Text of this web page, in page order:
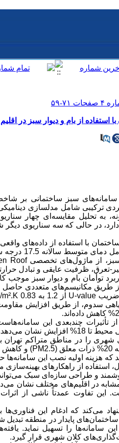
استفاده از بام و دیوار سبز در
سامانه‌های سبز ساختمانی بر
ترکیبی شامل مدلسازی دینامیکی
به تحلیل مقایسه‌ای چهار
در حالی که سه سناریوی دیگر
با استفاده از داده‌های
Green Roof
تعرق، ظرفیت عایقی و تبادل
طریق مکانیسم‌های متعددی حاصل
U-value از 1.2 به 0.83 W/m².K)
.
سانتی‌گراد کاهش یافته و رطوبت
(PM2.5) و کاهش 38 تنی انتشار
هزینه اولیه نصب این سامانه‌ها
استفاده از راهکارهای
سازه‌ای سبک می‌تواند دوره بازگشت
در اقلیم‌های مختلف نشان
این تفاوت عمدتاً ناشی از
می‌کند که ادغام این فناوری‌ها
پایدار در منطقه
سامانه‌ها را تسهیل نماید.
کلان شهری قرار گیرد.